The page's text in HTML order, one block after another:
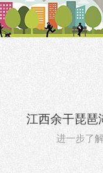
江西余干琵琶
进一步了